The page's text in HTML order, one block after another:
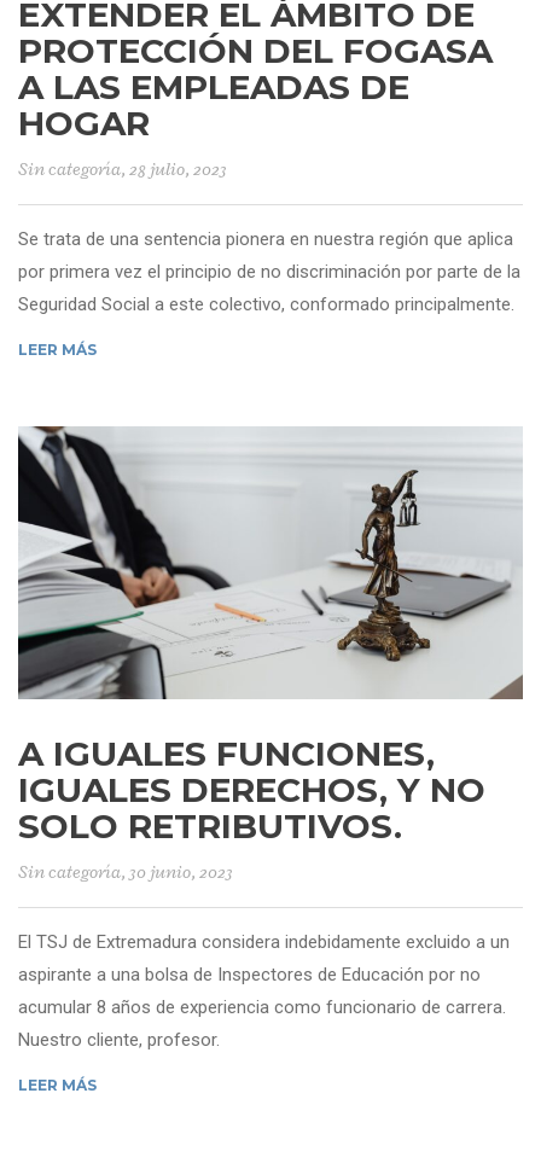
EXTENDER EL ÁMBITO DE
PROTECCIÓN DEL FOGASA
A LAS EMPLEADAS DE
HOGAR
Sin categoría, 28 julio, 2023
Se trata de una sentencia pionera en nuestra región que aplica
por primera vez el principio de no discriminación por parte de la
Seguridad Social a este colectivo, conformado principalmente.
LEER MÁS
A IGUALES FUNCIONES,
IGUALES DERECHOS, Y NO
SOLO RETRIBUTIVOS.
Sin categoría, 30 junio, 2023
El TSJ de Extremadura considera indebidamente excluido a un
aspirante a una bolsa de Inspectores de Educación por no
acumular 8 años de experiencia como funcionario de carrera.
Nuestro cliente, profesor.
LEER MÁS